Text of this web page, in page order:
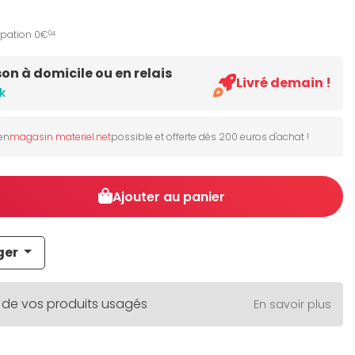
0€04
à domicile ou en relais
Livré demain !
magasin materiel.netpossible et offerte dès 200 euros d'achat !
Ajouter au panier
de vos produits usagés En savoir plus